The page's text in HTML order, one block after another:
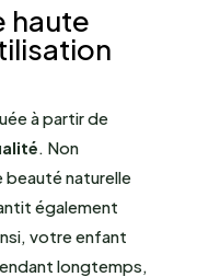
haute
à partir de
. Non
beauté naturelle
également
votre enfant
longtemps,